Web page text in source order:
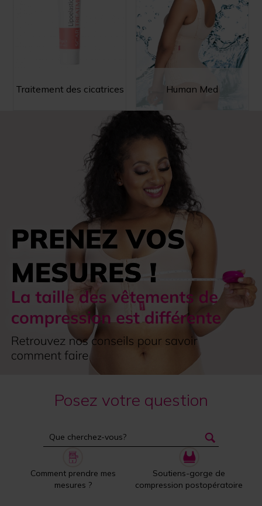
Traitement des cicatrices Human Med
Posez votre question
Comment prendre mes
mesures ?
Soutiens-gorge de
compression postopératoire